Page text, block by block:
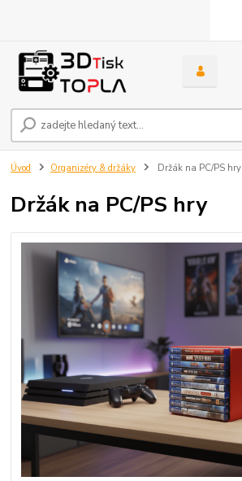
Úvod Organizéry & držáky Držák na PC/PS hry
Držák na PC/PS hry